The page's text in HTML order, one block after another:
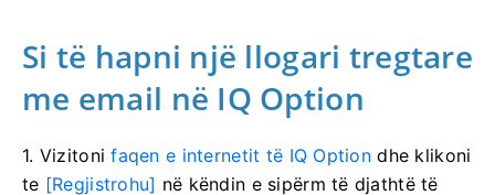
Si të hapni një llogari tregtare
me email në IQ Option
1. Vizitonifaqen e internetit të IQ Option dhe klikoni
te [Regjistrohu] në këndin e sipërm të djathtë të